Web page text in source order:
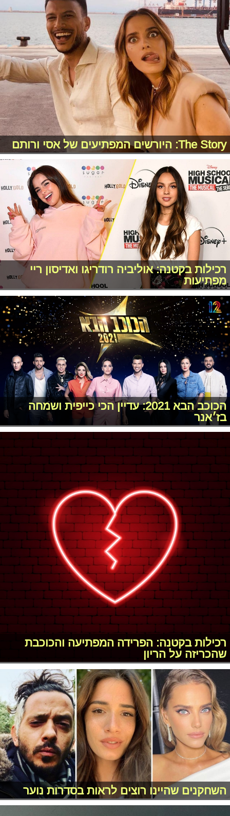
The Story: היורשים המפתיעים של אסי ורותם
רכילות בקטנה: אוליביה רודריגו ואדיסון ריי
מפתיעות
הכוכב הבא 2021: עדיין הכי כייפית ושמחה
בז׳אנר
רכילות בקטנה: הפרידה המפתיעה והכוכבת
שהכריזה על הריון
השחקנים שהיינו רוצים לראות בסדרות נוער